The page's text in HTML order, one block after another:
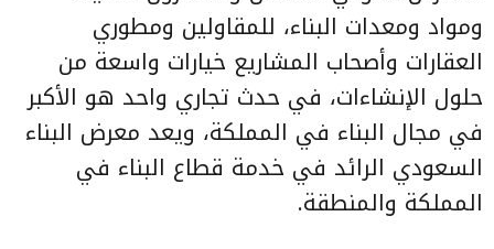
ومواد ومعدات البناء، للمقاولين ومطوري
العقارات وأصحاب المشاريع خيارات واسعة من
حلول الإنشاءات، في حدث تجاري واحد هو الأكبر
في مجال البناء في المملكة، ويعد معرض البناء
السعودي الرائد في خدمة قطاع البناء في
المملكة والمنطقة.